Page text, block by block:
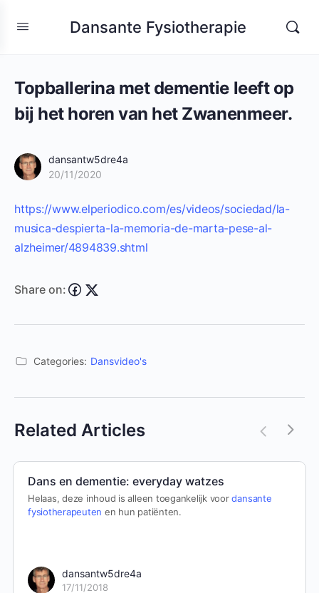
Dansante Fysiotherapie
Topballerina met dementie leeft op
bij het horen van het Zwanenmeer.
dansantw5dre4a
20/11/2020
https://www.elperiodico.com/es/videos/sociedad/la-
musica-despierta-la-memoria-de-marta-pese-al-
alzheimer/4894839.shtml
Share on:
Categories: Dansvideo's
Related Articles
Dans en dementie: everyday watzes
Helaas, deze inhoud is alleen toegankelijk voordansante
fysiotherapeuten en hun patiënten.
dansantw5dre4a
17/11/2018